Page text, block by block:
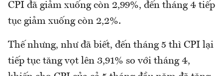
CPI đã giảm xuống còn 2,99%, đến tháng 4 tiếp
tục giảm xuống còn 2,2%.
Thế nhưng, như đã biết, đến tháng 5 thì CPI lại
tiếp tục tăng vọt lên 3,91% so với tháng 4,